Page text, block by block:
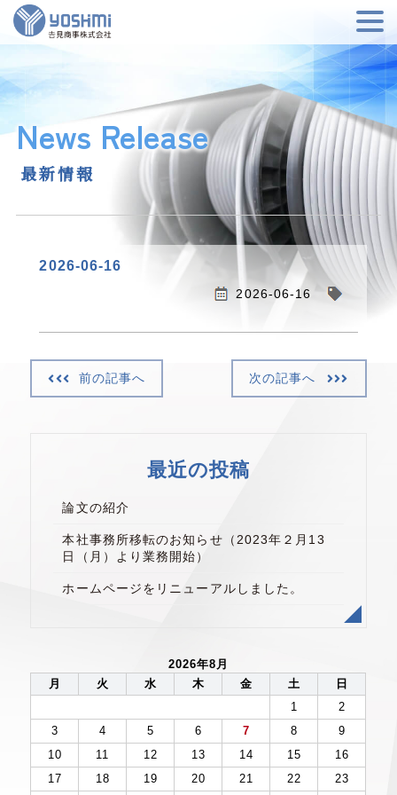
News Release
最新情報
2026-06-16
2026-06-16
前の記事へ 次の記事へ
最近の投稿
論文の紹介
本社事務所移転のお知らせ（2023年２月13
日（月）より業務開始）
ホームページをリニューアルしました。
2026年8月
月
火 水 木 金 土
日
1
2
3
4 5 6 7 8
9
10
11 12 13 14 15
16
17
18 19 20 21 22 23